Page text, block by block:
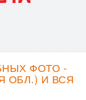
ФОТО -
ОБЛ.) И ВСЯ